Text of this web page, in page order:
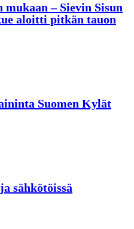
– Sievin Sisun
aloitti pitkän tauon
Suomen Kylät
sähkötöissä